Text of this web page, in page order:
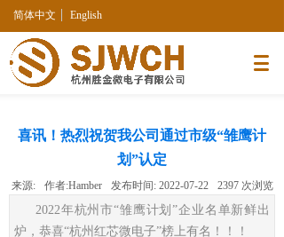
喜讯！热烈祝贺我公司通过市级“雏鹰计
划”认定
来源: 作者:Hamber 发布时间: 2022-07-22 2397 次浏览
2022年杭州市“雏鹰计划”企业名单新鲜出
炉，恭喜“杭州红芯微电子”榜上有名！！！
简体中文 English